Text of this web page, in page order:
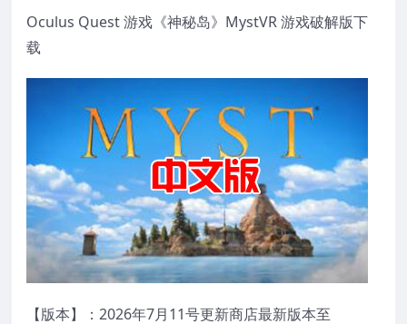
Oculus Quest 游戏《神秘岛》MystVR 游戏破解版下
载
【版本】：2026年7月11号更新商店最新版本至